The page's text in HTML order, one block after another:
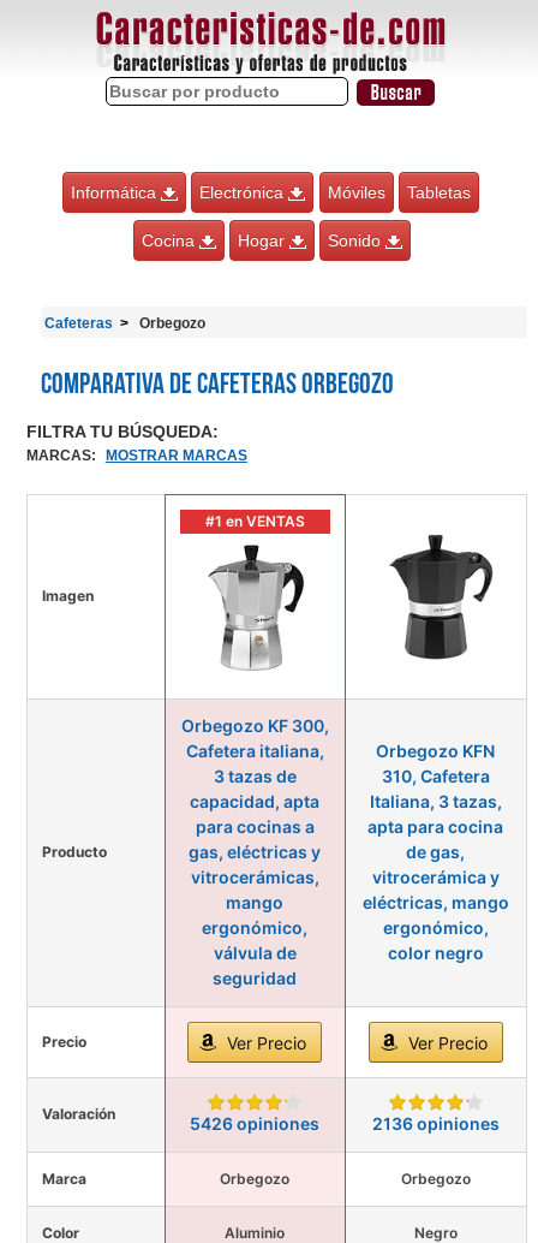
Informática Electrónica Móviles Tabletas
Cocina Hogar Sonido
Cafeteras Orbegozo
Comparativa de Cafeteras Orbegozo
FILTRA TU BÚSQUEDA:
MARCAS: MOSTRAR MARCAS
Imagen
#1 en VENTAS
Producto
Orbegozo KF 300,
Cafetera italiana,
3 tazas de
capacidad, apta
para cocinas a
gas, eléctricas y
vitrocerámicas,
mango
ergonómico,
válvula de
seguridad
Orbegozo KFN
310, Cafetera
Italiana, 3 tazas,
apta para cocina
de gas,
vitrocerámica y
eléctricas, mango
ergonómico,
color negro
Precio Ver Precio Ver Precio
Valoración 5426 opiniones 2136 opiniones
Marca Orbegozo Orbegozo
Color Aluminio Negro